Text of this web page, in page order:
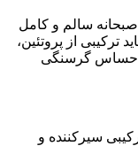
سالم و کامل
ترکیبی از پروتئین،
احساس گرسنگی
سیرکننده و